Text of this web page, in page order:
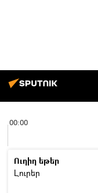
00:00
Ուղիղ եթեր
Լուրեր